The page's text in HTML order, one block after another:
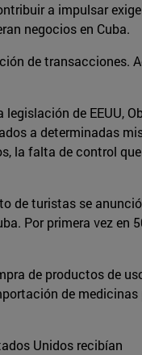
a impulsar
negocios en Cuba.
de transacciones.
de EEUU,
a determinadas
la falta de control que
de turistas se
Por primera vez en
de productos de
de medicinas
Unidos recibían